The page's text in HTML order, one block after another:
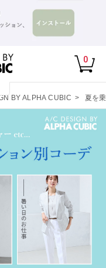
0
BY ALPHA CUBIC > 夏を